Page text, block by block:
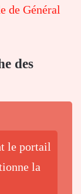
de Général
des
le portail
la